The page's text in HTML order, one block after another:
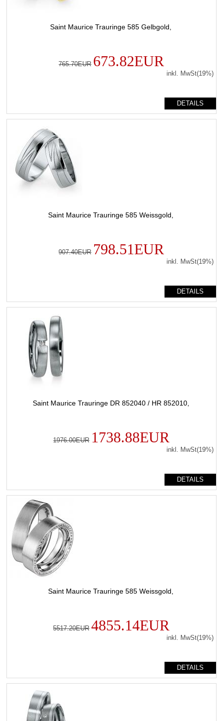
Saint Maurice Trauringe 585 Gelbgold,
765.70EUR 673.82EUR
inkl. MwSt(19%)
DETAILS
Saint Maurice Trauringe 585 Weissgold,
907.40EUR 798.51EUR
inkl. MwSt(19%)
DETAILS
Saint Maurice Trauringe DR 852040 / HR 852010,
1976.00EUR 1738.88EUR
inkl. MwSt(19%)
DETAILS
Saint Maurice Trauringe 585 Weissgold,
5517.20EUR 4855.14EUR
inkl. MwSt(19%)
DETAILS